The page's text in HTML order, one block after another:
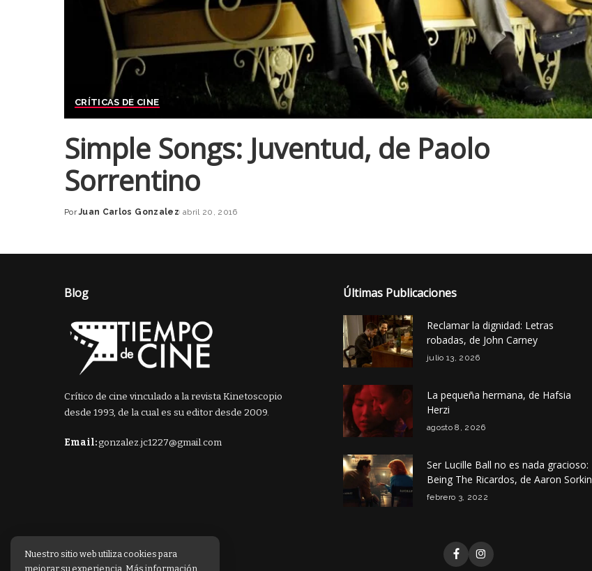
CRÍTICAS DE CINE
Simple Songs: Juventud, de Paolo
Sorrentino
Posted
Por Juan Carlos Gonzalez abril 20, 2016
Blog
Crítico de cine vinculado a la revista Kinetoscopio
desde 1993, de la cual es su editor desde 2009.
Email:gonzalez.jc1227@gmail.com
Últimas Publicaciones
Reclamar la dignidad: Letras
robadas, de John Carney
julio 13, 2026
La pequeña hermana, de Hafsia
Herzi
agosto 8, 2026
Ser Lucille Ball no es nada gracioso:
Being The Ricardos, de Aaron Sorkin
febrero 3, 2022
Nuestro sitio web utiliza cookies para
mejorar su experiencia. Más información